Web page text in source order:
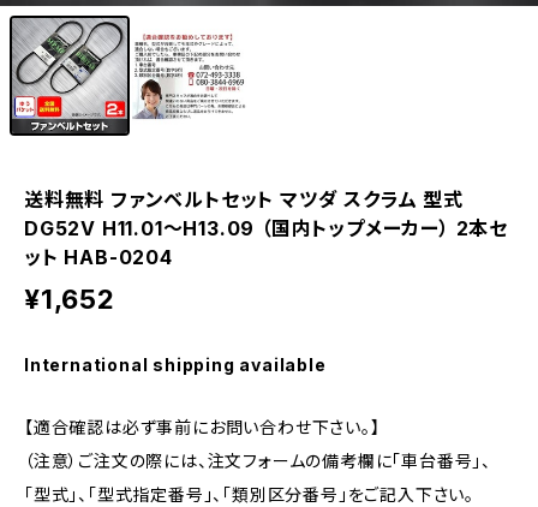
送料無料 ファンベルトセット マツダ スクラム 型式
DG52V H11.01～H13.09 （国内トップメーカー） 2本セ
ット HAB-0204
¥1,652
International shipping available
【適合確認は必ず事前にお問い合わせ下さい。】
（注意）ご注文の際には、注文フォームの備考欄に「車台番号」、
「型式」、「型式指定番号」、「類別区分番号」をご記入下さい。